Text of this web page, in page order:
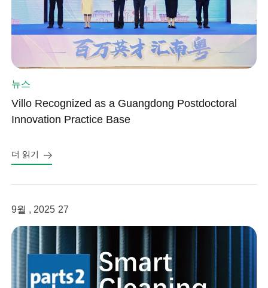
뉴스
Villo Recognized as a Guangdong Postdoctoral
Innovation Practice Base
더 읽기
9월 , 2025 27